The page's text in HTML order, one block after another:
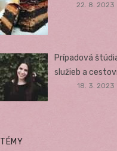
22. 8. 2023
Prípadová
služieb a
18. 3. 2023
TÉMY